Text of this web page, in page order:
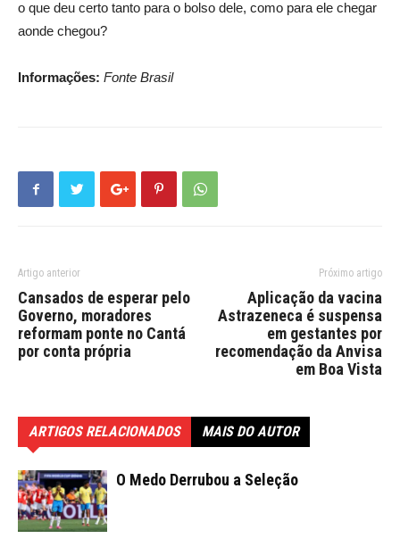
o que deu certo tanto para o bolso dele, como para ele chegar
aonde chegou?
Informações: Fonte Brasil
Artigo anterior
Cansados de esperar pelo
Governo, moradores
reformam ponte no Cantá
por conta própria
Próximo artigo
Aplicação da vacina
Astrazeneca é suspensa
em gestantes por
recomendação da Anvisa
em Boa Vista
ARTIGOS RELACIONADOS MAIS DO AUTOR
O Medo Derrubou a Seleção